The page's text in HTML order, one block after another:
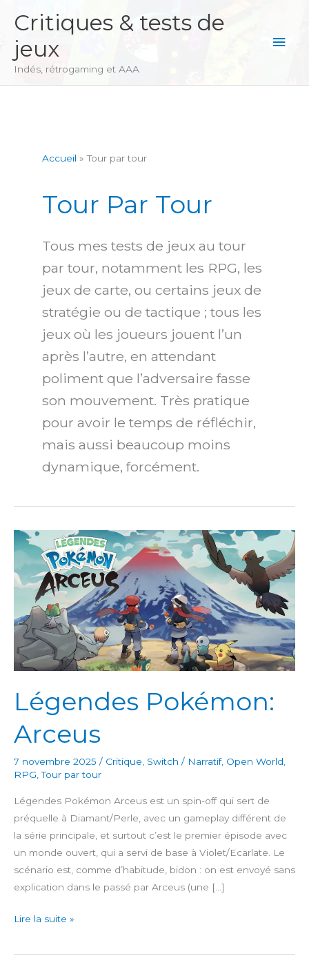
contenu
Critiques & tests de
jeux
Indés, rétrogaming et AAA
Accueil Tour par tour
Tour Par Tour
Tous mes tests de jeux au tour
par tour, notamment les RPG, les
jeux de carte, ou certains jeux de
stratégie ou de tactique ; tous les
jeux où les joueurs jouent l’un
après l’autre, en attendant
poliment que l’adversaire fasse
son mouvement. Très pratique
pour avoir le temps de réfléchir,
mais aussi beaucoup moins
dynamique, forcément.
Légendes Pokémon:
Arceus
7 novembre 2025 / Critique Switch / Narratif, Open World
RPG ,Tour par tour
Légendes Pokémon Arceus est un spin-off qui sert de
préquelle à Diamant/Perle, avec un gameplay différent de
la série principale, et surtout c’est le premier épisode avec
un monde ouvert, qui a servi de base à Violet/Ecarlate. Le
scénario est, comme d’habitude, bidon : on est envoyé sans
explication dans le passé par Arceus (une […]
Légendes
Arceus
Lire la suite »